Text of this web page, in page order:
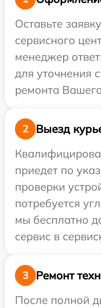
Оставьте
сервисного
менеджер
для уточнения
ремонта
2
Выезд
приедет по
проверки
потребуется
мы бесплатно
сервис в
3
Ремонт
После полной